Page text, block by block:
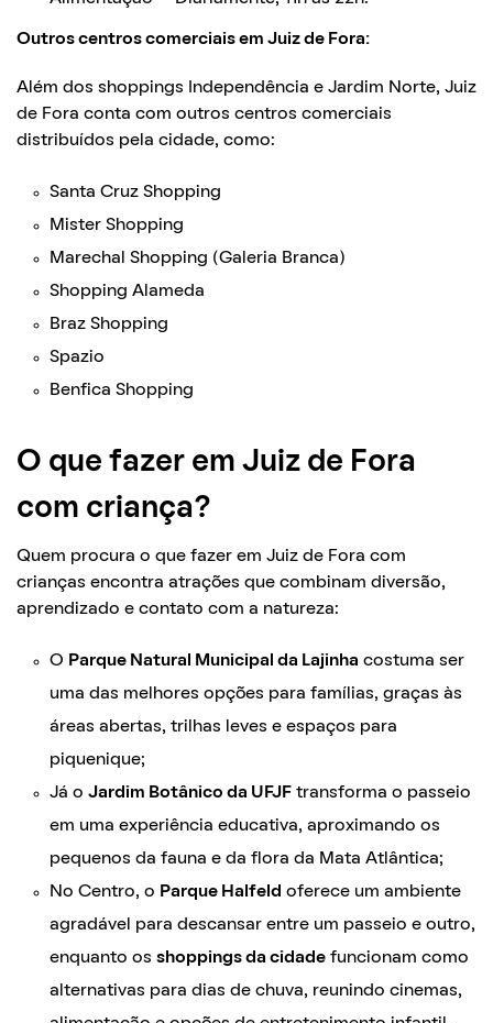
Outros centros comerciais em Juiz de Fora:
Além dos shoppings Independência e Jardim Norte, Juiz
de Fora conta com outros centros comerciais
distribuídos pela cidade, como:
Santa Cruz Shopping
Mister Shopping
Marechal Shopping (Galeria Branca)
Shopping Alameda
Braz Shopping
Spazio
Benfica Shopping
O que fazer em Juiz de Fora
com criança?
Quem procura o que fazer em Juiz de Fora com
crianças encontra atrações que combinam diversão,
aprendizado e contato com a natureza:
O Parque Natural Municipal da Lajinha costuma ser
uma das melhores opções para famílias, graças às
áreas abertas, trilhas leves e espaços para
piquenique;
Já o Jardim Botânico da UFJF transforma o passeio
em uma experiência educativa, aproximando os
pequenos da fauna e da flora da Mata Atlântica;
No Centro, o Parque Halfeld oferece um ambiente
agradável para descansar entre um passeio e outro,
enquanto os shoppings da cidade funcionam como
alternativas para dias de chuva, reunindo cinemas,